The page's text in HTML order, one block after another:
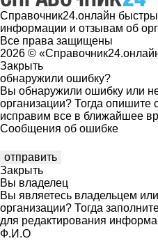
Справочник24.онлайн
информации и отзывам об
Все права защищены
2026 ©
Закрыть
обнаружили ошибку?
Вы обнаружили ошибку или
организации? Тогда опишите
исправим все в ближайшее
Сообщения об ошибке
Закрыть
Вы владелец
Вы являетесь владельцем
организации? Тогда
для редактирования
Ф.И.О